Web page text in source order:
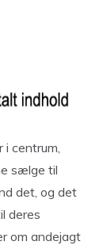
i centrum,
sælge til
det, og det
deres
om andejagt